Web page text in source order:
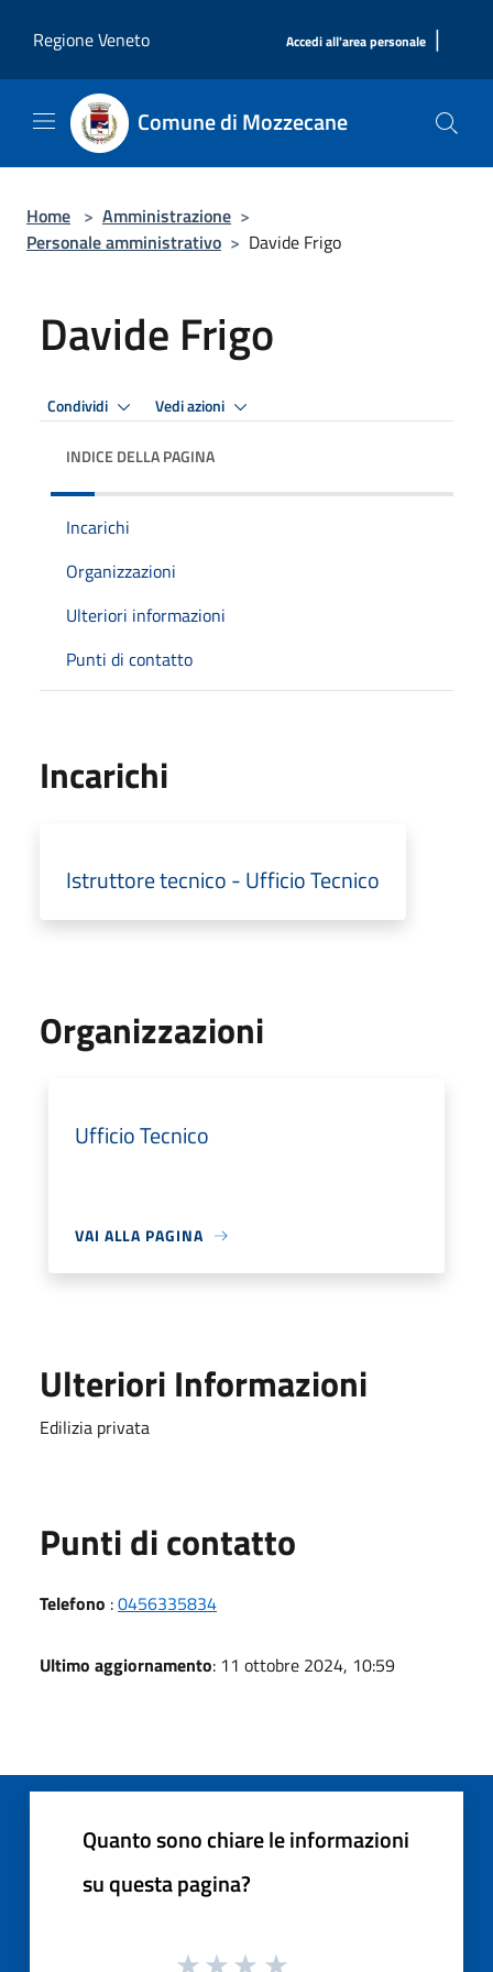
Regione Veneto
Accedi all'area personale |
Comune di Mozzecane
Home > Amministrazione >
Personale amministrativo > Davide Frigo
Davide Frigo
Condividi Vedi azioni
INDICE DELLA PAGINA
Incarichi
Organizzazioni
Ulteriori informazioni
Punti di contatto
Incarichi
Istruttore tecnico - Ufficio Tecnico
Organizzazioni
Ufficio Tecnico
VAI ALLA PAGINA
Ulteriori Informazioni
Edilizia privata
Punti di contatto
Telefono :0456335834
Ultimo aggiornamento: 11 ottobre 2024, 10:59
Quanto sono chiare le informazioni
su questa pagina?